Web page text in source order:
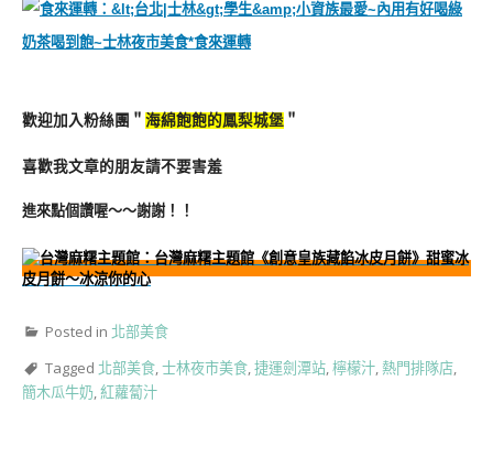
歡迎加入粉絲團＂ 海綿飽飽的鳳梨城堡 ＂
喜歡我文章的朋友請不要害羞
進來點個讚喔～～謝謝！！
Posted in 北部美食
Tagged 北部美食,士林夜市美食,捷運劍潭站,檸檬汁,熱門排隊店,
簡木瓜牛奶,紅蘿蔔汁